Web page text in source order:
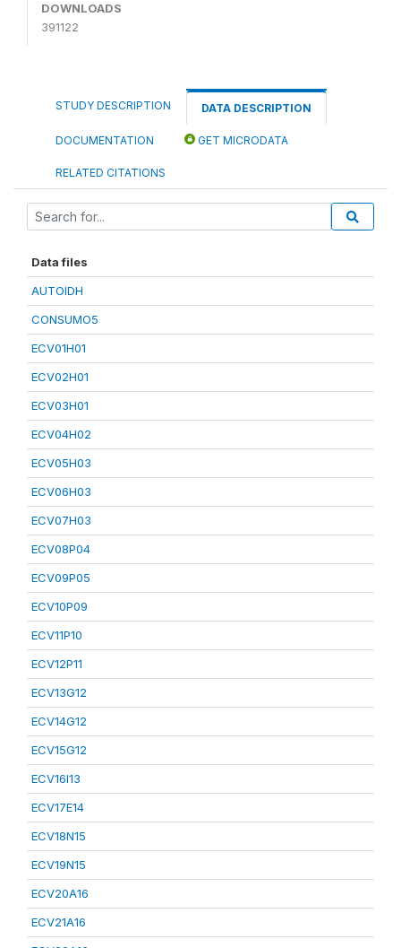
DOWNLOADS
391122
STUDY DESCRIPTION DATA DESCRIPTION
DOCUMENTATION GET MICRODATA
RELATED CITATIONS
Data files
AUTOIDH
CONSUMO5
ECV01H01
ECV02H01
ECV03H01
ECV04H02
ECV05H03
ECV06H03
ECV07H03
ECV08P04
ECV09P05
ECV10P09
ECV11P10
ECV12P11
ECV13G12
ECV14G12
ECV15G12
ECV16I13
ECV17E14
ECV18N15
ECV19N15
ECV20A16
ECV21A16